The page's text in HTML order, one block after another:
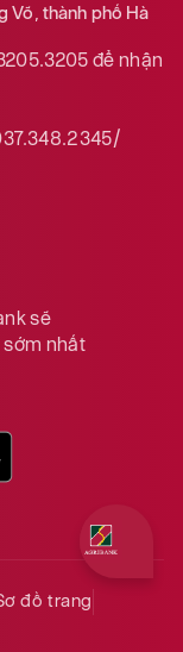
Võ, thành phố Hà
để nhận
sẽ
sớm nhất
đồ trang
Quý